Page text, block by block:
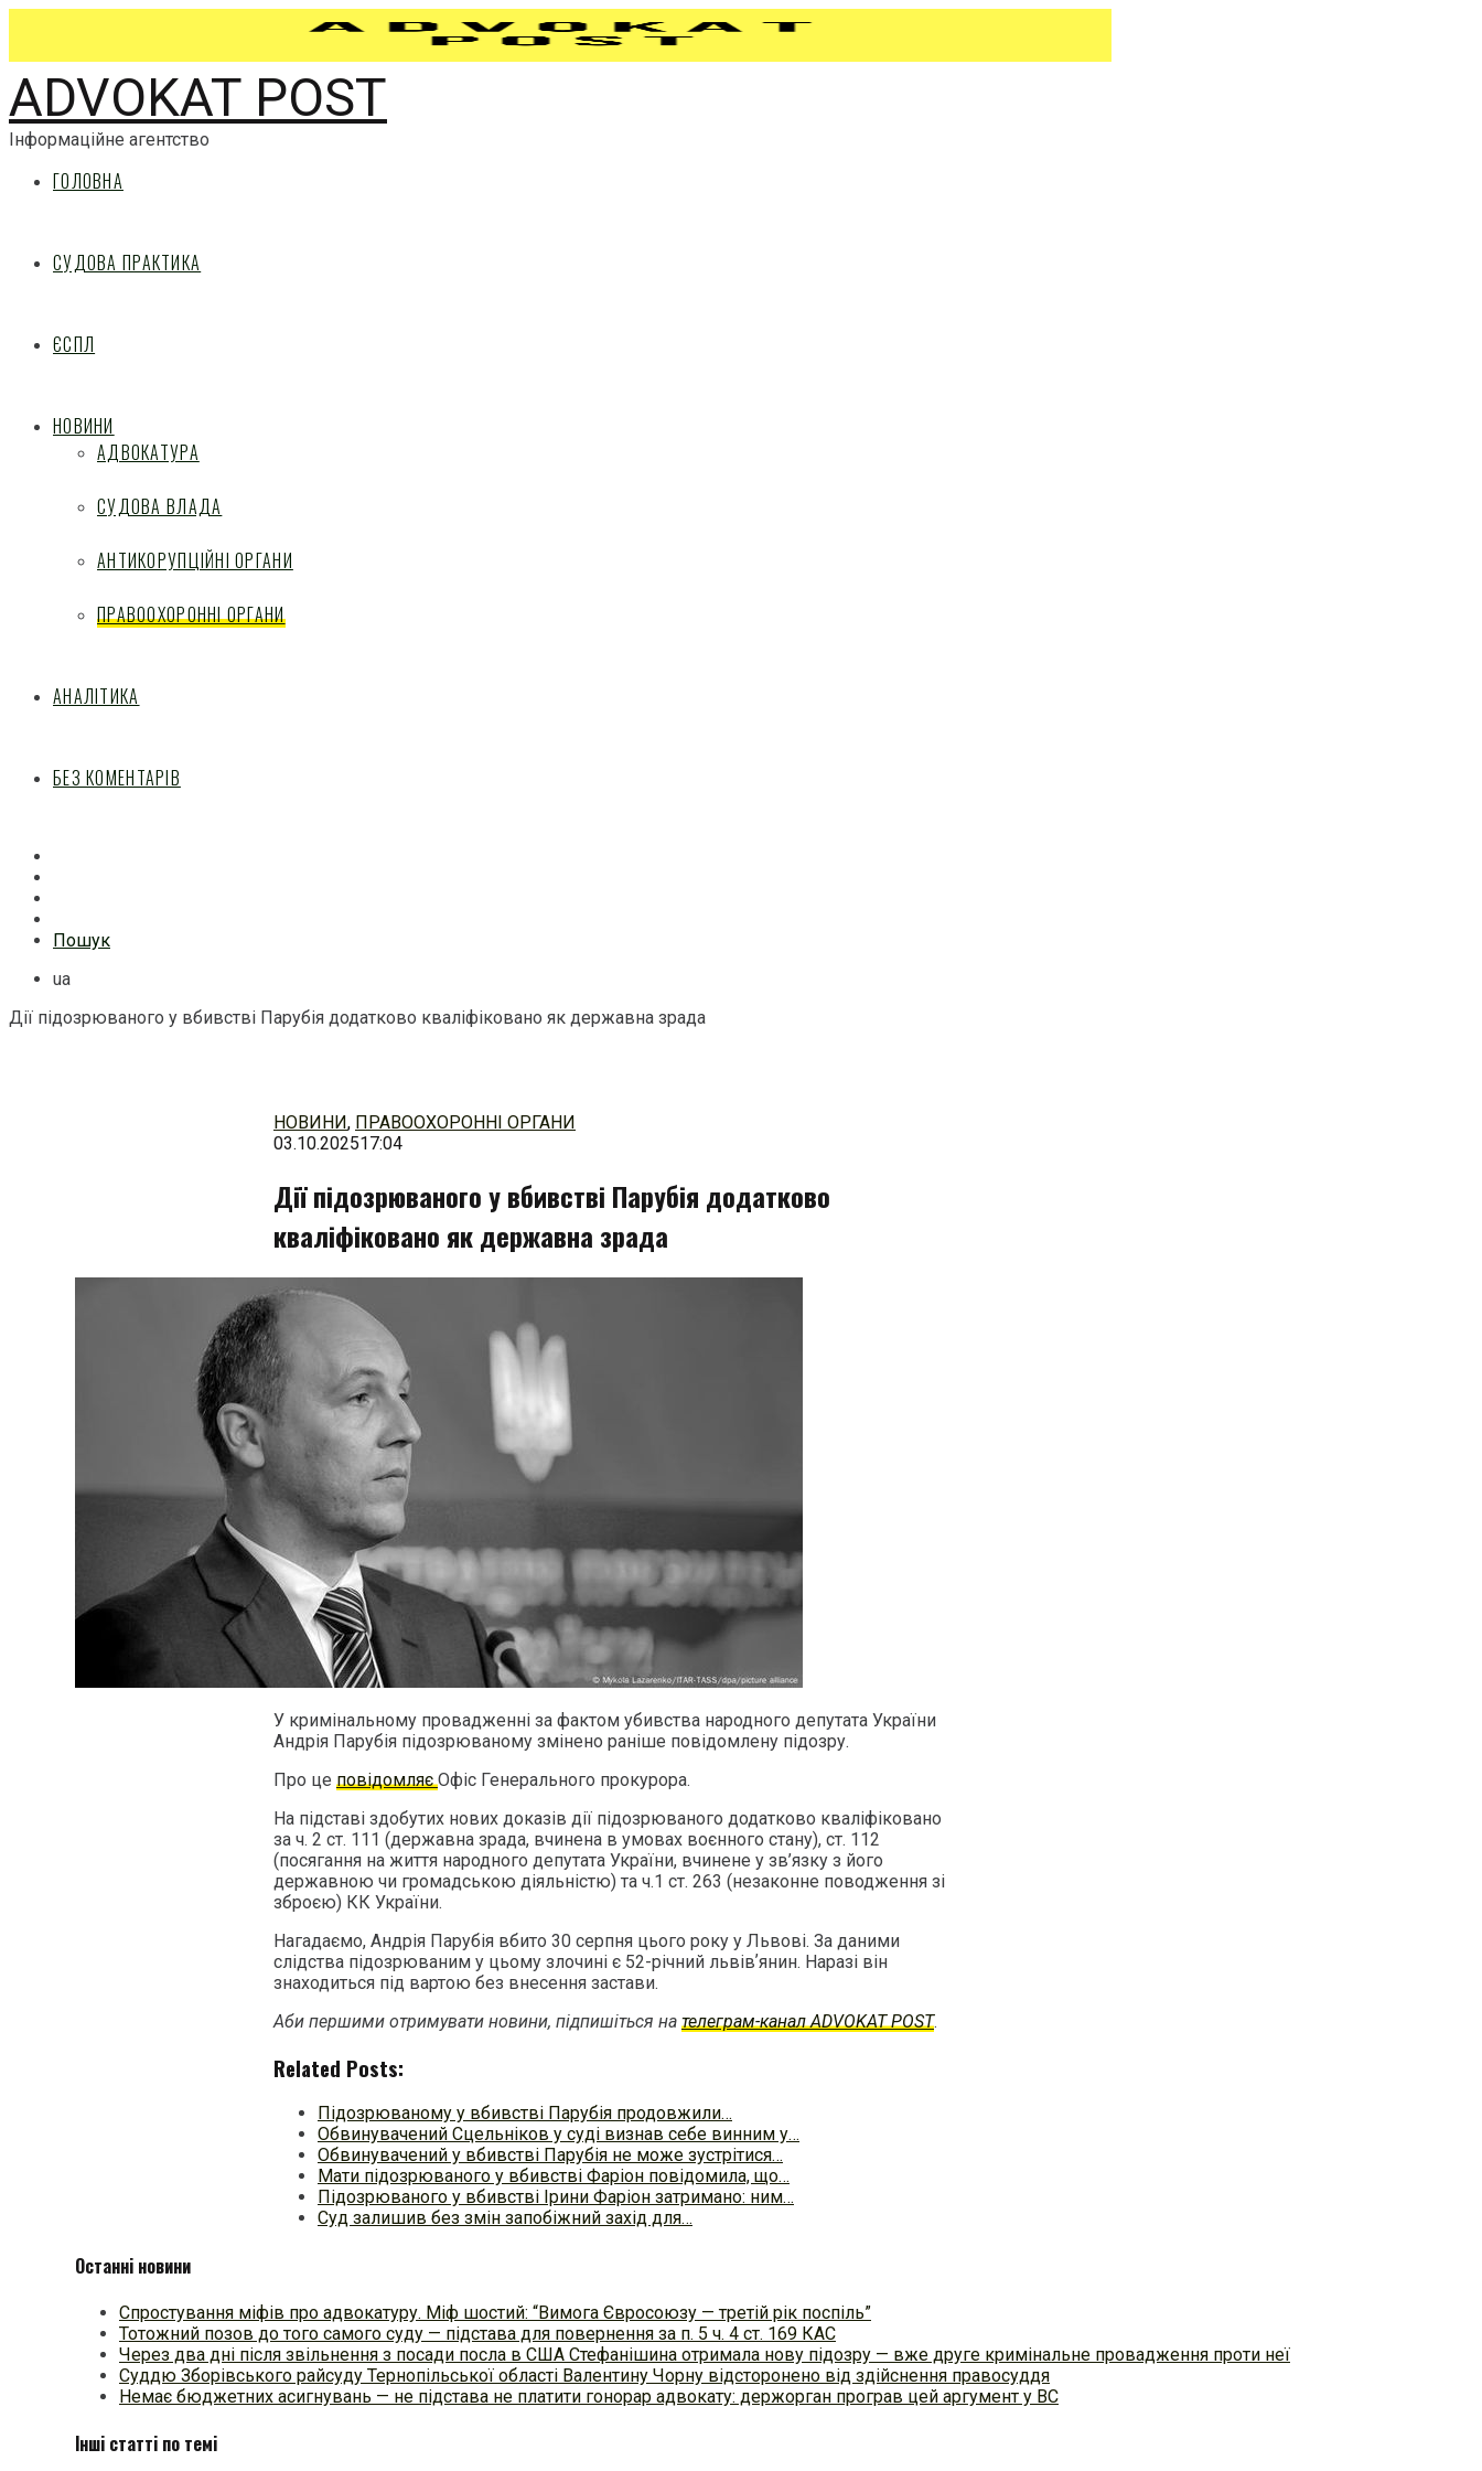
ADVOKAT POST
Інформаційне агентство
ГОЛОВНА
СУДОВА ПРАКТИКА
ЄСПЛ
НОВИНИ
АДВОКАТУРА
СУДОВА ВЛАДА
АНТИКОРУПЦІЙНІ ОРГАНИ
ПРАВООХОРОННІ ОРГАНИ
АНАЛІТИКА
БЕЗ КОМЕНТАРІВ
Пошук
ua
Дії підозрюваного у вбивстві Парубія додатково кваліфіковано як державна зрада
НОВИНИ, ПРАВООХОРОННІ ОРГАНИ
03.10.202517:04
Дії підозрюваного у вбивстві Парубія додатково
кваліфіковано як державна зрада
У кримінальному провадженні за фактом убивства народного депутата України
Андрія Парубія підозрюваному змінено раніше повідомлену підозру.
Про це повідомляєОфіс Генерального прокурора.
На підставі здобутих нових доказів дії підозрюваного додатково кваліфіковано
за ч. 2 ст. 111 (державна зрада, вчинена в умовах воєнного стану), ст. 112
(посягання на життя народного депутата України, вчинене у зв’язку з його
державною чи громадською діяльністю) та ч.1 ст. 263 (незаконне поводження зі
зброєю) КК України.
Нагадаємо, Андрія Парубія вбито 30 серпня цього року у Львові. За даними
слідства підозрюваним у цьому злочині є 52-річний львівʼянин. Наразі він
знаходиться під вартою без внесення застави.
Аби першими отримувати новини, підпишіться на телеграм-канал ADVOKAT POST.
Related Posts:
Підозрюваному у вбивстві Парубія продовжили…
Обвинувачений Сцельніков у суді визнав себе винним у…
Обвинувачений у вбивстві Парубія не може зустрітися…
Мати підозрюваного у вбивстві Фаріон повідомила, що…
Підозрюваного у вбивстві Ірини Фаріон затримано: ним…
Суд залишив без змін запобіжний захід для…
Останні новини
Спростування міфів про адвокатуру. Міф шостий: “Вимога Євросоюзу — третій рік поспіль”
Тотожний позов до того самого суду — підстава для повернення за п. 5 ч. 4 ст. 169 КАС
Через два дні після звільнення з посади посла в США Стефанішина отримала нову підозру — вже друге кримінальне провадження проти неї
Суддю Зборівського райсуду Тернопільської області Валентину Чорну відсторонено від здійснення правосуддя
Немає бюджетних асигнувань — не підстава не платити гонорар адвокату: держорган програв цей аргумент у ВС
Інші статті по темі